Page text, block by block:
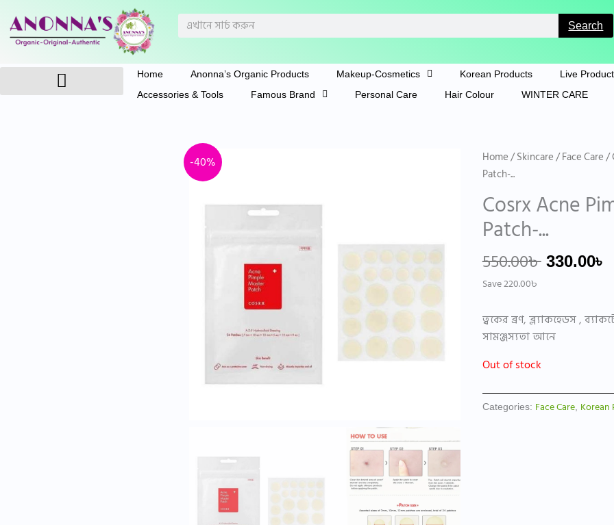
content
Search Search
Home Anonna’s Organic Products Makeup-Cosmetics Korean Products Live
Accessories & Tools
Famous Brand Personal Care Hair Colour WINTER CARE
-40% Home/Skincare/Face Care/
Patch-...
Cosrx Acne
Patch-...
550.00৳
Original
550.00৳ .
330.00৳
Save220.00৳
ত্বকের ব্রণ, ব্ল্যাকহেডস ,
সামঞ্জস্যতা আনে
Out of stock
Categories: Face Care, Korean